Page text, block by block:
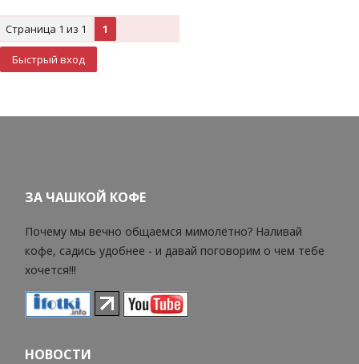
Страница 1 из 1 1
ЗА ЧАШКОЙ КОФЕ
Почему мы вечно общаемся мимолётно? Наливай
кофе, садись удобнее - и давай поговорим о чем тебе
хочется!!!
НОВОСТИ